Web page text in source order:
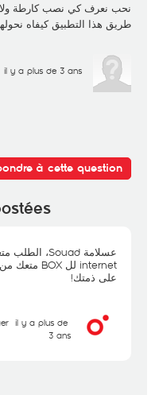
نحب نعرف كي نصب كارطة
طريق هذا التطبيق كيفاه
il y a plus de 3 ans
à cette question
internet لل BOX متعك من l'appli My Ooredoo؟
على ذمتك!
il y a plus de
3 ans